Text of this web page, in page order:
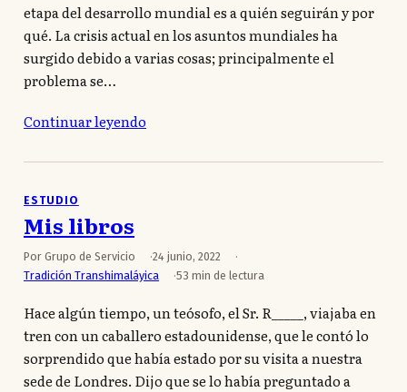
etapa del desarrollo mundial es a quién seguirán y por
qué. La crisis actual en los asuntos mundiales ha
surgido debido a varias cosas; principalmente el
problema se…
Continuar leyendo
ESTUDIO
Mis libros
Por Grupo de Servicio
24 junio, 2022
Tradición Transhimaláyica
53 min de lectura
Hace algún tiempo, un teósofo, el Sr. R_____, viajaba en
tren con un caballero estadounidense, que le contó lo
sorprendido que había estado por su visita a nuestra
sede de Londres. Dijo que se lo había preguntado a